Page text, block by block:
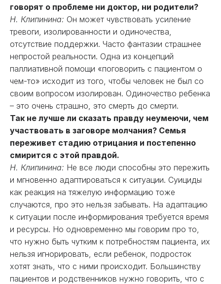
говорят о проблеме ни доктор, ни родители?
Н. Клипинина: Он может чувствовать усиление
тревоги, изолированности и одиночества,
отсутствие поддержки. Часто фантазии страшнее
непростой реальности. Одна из концепций
паллиативной помощи «поговорить с пациентом о
чем-то» исходит из того, чтобы человек не был со
своим вопросом изолирован. Одиночество ребенка
– это очень страшно, это смерть до смерти.
Так не лучше ли сказать правду неумеючи, чем
участвовать в заговоре молчания? Семья
переживет стадию отрицания и постепенно
смирится с этой правдой.
Н. Клипинина: Не все люди способны это пережить
и мгновенно адаптироваться к ситуации. Суициды
как реакция на тяжелую информацию тоже
случаются, про это нельзя забывать. На адаптацию
к ситуации после информирования требуется время
и ресурсы. Но одновременно мы говорим про то,
что нужно быть чутким к потребностям пациента, их
нельзя игнорировать, если ребенок, подросток
хотят знать, что с ними происходит. Большинству
пациентов и родственников нужно говорить, что с